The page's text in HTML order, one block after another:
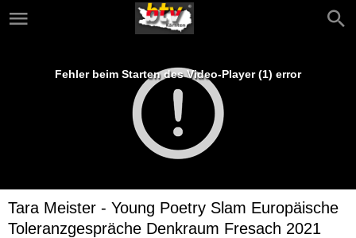
Fehler beim Starten des Video-Player (1) error
Tara Meister - Young Poetry Slam Europäische
Toleranzgespräche Denkraum Fresach 2021